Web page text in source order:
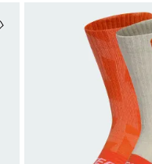
Añadir a la lista de deseos